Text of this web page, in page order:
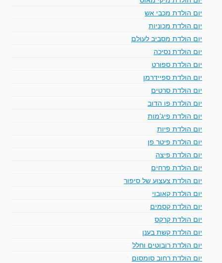
יום הולדת מכבי אש
יום הולדת מכוניות
יום הולדת מסביב לעולם
יום הולדת נסיכה
יום הולדת ספורט
יום הולדת ספיידרמן
יום הולדת סרטים
יום הולדת פו הדוב
יום הולדת פיג'מות
יום הולדת פיות
יום הולדת פיטר פן
יום הולדת פיצה
יום הולדת פרחים
יום הולדת צעצוע של סיפור
יום הולדת קאובוי
יום הולדת קסמים
יום הולדת קרקס
יום הולדת קשת בענן
יום הולדת רובוטים וחלל
יום הולדת רחוב סומסום